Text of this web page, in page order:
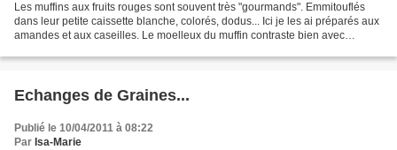
Les muffins aux fruits rouges sont souvent très "gourmands". Emmitouflés
dans leur petite caissette blanche, colorés, dodus... Ici je les ai préparés aux
amandes et aux caseilles. Le moelleux du muffin contraste bien avec
Echanges de Graines...
Publié le 10/04/2011 à 08:22
Par Isa-Marie